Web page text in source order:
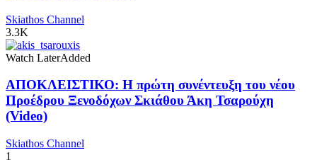
Skiathos Channel
3.3K
Watch LaterAdded
ΑΠΟΚΛΕΙΣΤΙΚΟ: Η πρώτη συνέντευξη του νέου
Προέδρου Ξενοδόχων Σκιάθου Άκη Τσαρούχη
(Video)
Skiathos Channel
1